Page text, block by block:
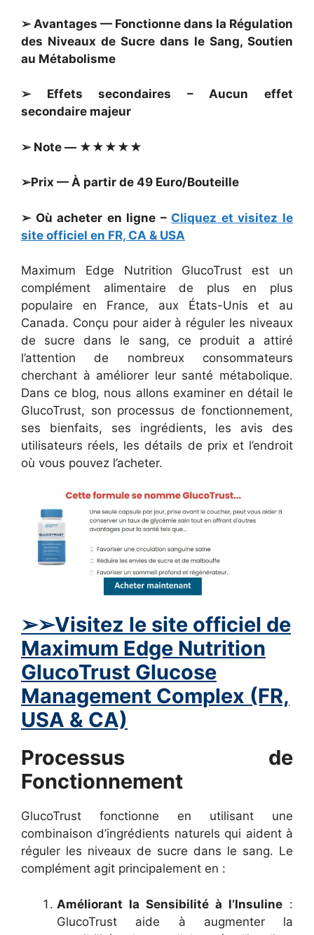
➢ Avantages — Fonctionne dans la Régulation
des Niveaux de Sucre dans le Sang, Soutien
au Métabolisme
➢ Effets secondaires – Aucun effet
secondaire majeur
➢ Note — ★★★★★
➢Prix — À partir de 49 Euro/Bouteille
➢ Où acheter en ligne – Cliquez et visitez le
site officiel en FR, CA & USA
Maximum Edge Nutrition GlucoTrust est un
complément alimentaire de plus en plus
populaire en France, aux États-Unis et au
Canada. Conçu pour aider à réguler les niveaux
de sucre dans le sang, ce produit a attiré
l’attention de nombreux consommateurs
cherchant à améliorer leur santé métabolique.
Dans ce blog, nous allons examiner en détail le
GlucoTrust, son processus de fonctionnement,
ses bienfaits, ses ingrédients, les avis des
utilisateurs réels, les détails de prix et l’endroit
où vous pouvez l’acheter.
➢➢Visitez le site officiel de
Maximum Edge Nutrition
GlucoTrust Glucose
Management Complex (FR,
USA & CA)
Processus de
Fonctionnement
GlucoTrust fonctionne en utilisant une
combinaison d’ingrédients naturels qui aident à
réguler les niveaux de sucre dans le sang. Le
complément agit principalement en :
Améliorant la Sensibilité à l’Insuline :
GlucoTrust aide à augmenter la